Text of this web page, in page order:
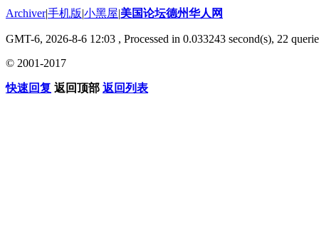
Archiver|手机版|小黑屋|美国论坛德州华人网
GMT-6, 2026-8-6 12:03 , Processed in 0.033243 second(s), 22
© 2001-2017
快速回复 返回顶部 返回列表